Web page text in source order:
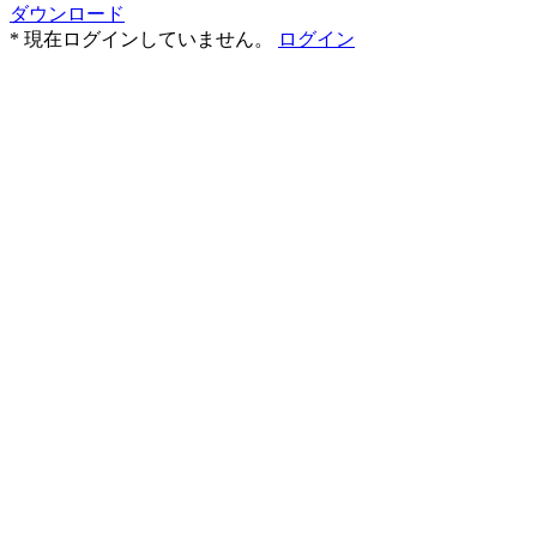
ダウンロード
* 現在ログインしていません。
ログイン